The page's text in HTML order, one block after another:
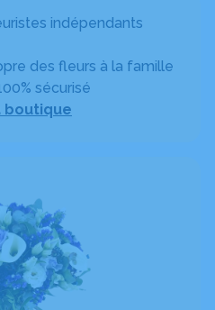
indépendants
des fleurs à la famille
sécurisé
boutique